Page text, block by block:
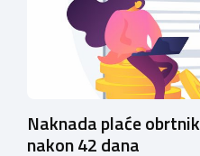
Naknada plaće
nakon 42 dana